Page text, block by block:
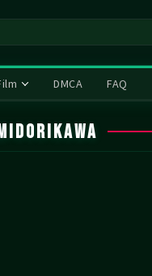
DMCA FAQ